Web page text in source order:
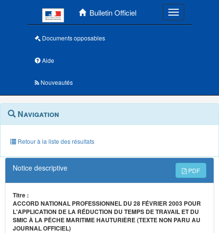
Bulletin Officiel Toggle
Documents opposables
Aide
Nouveautés
Navigation
outils
annexes
Menu
contextuel
Navigation
Retour à la liste des résultats
Notice descriptive PDF
Titre :
ACCORD NATIONAL PROFESSIONNEL DU 28 FÉVRIER 2003 POUR
L'APPLICATION DE LA RÉDUCTION DU TEMPS DE TRAVAIL ET DU
SMIC À LA PÊCHE MARITIME HAUTURIÈRE (TEXTE NON PARU AU
JOURNAL OFFICIEL)